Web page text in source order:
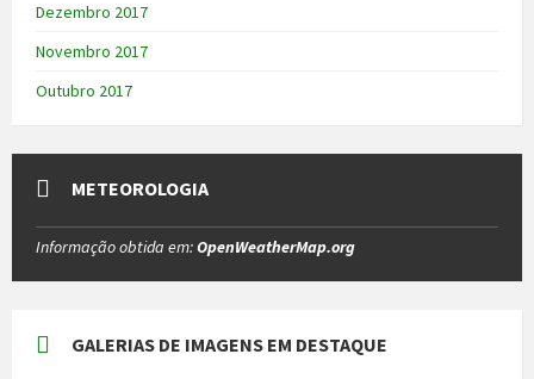
Dezembro 2017
Novembro 2017
Outubro 2017
METEOROLOGIA
Informação obtida em:OpenWeatherMap.org
GALERIAS DE IMAGENS EM DESTAQUE